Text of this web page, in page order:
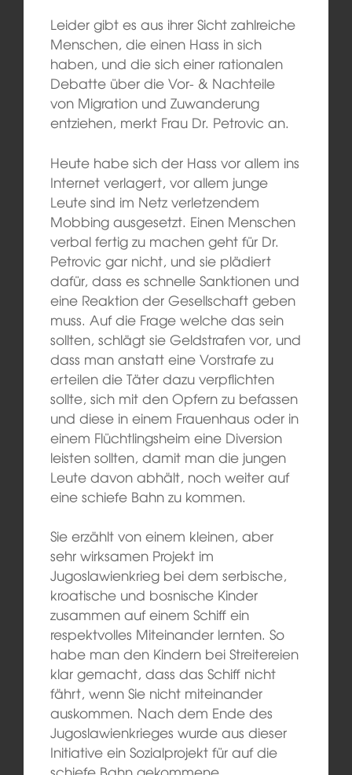
Leider gibt es aus ihrer Sicht zahlreiche
Menschen, die einen Hass in sich
haben, und die sich einer rationalen
Debatte über die Vor- & Nachteile
von Migration und Zuwanderung
entziehen, merkt Frau Dr. Petrovic an.
Heute habe sich der Hass vor allem ins
Internet verlagert, vor allem junge
Leute sind im Netz verletzendem
Mobbing ausgesetzt. Einen Menschen
verbal fertig zu machen geht für Dr.
Petrovic gar nicht, und sie plädiert
dafür, dass es schnelle Sanktionen und
eine Reaktion der Gesellschaft geben
muss. Auf die Frage welche das sein
sollten, schlägt sie Geldstrafen vor, und
dass man anstatt eine Vorstrafe zu
erteilen die Täter dazu verpflichten
sollte, sich mit den Opfern zu befassen
und diese in einem Frauenhaus oder in
einem Flüchtlingsheim eine Diversion
leisten sollten, damit man die jungen
Leute davon abhält, noch weiter auf
eine schiefe Bahn zu kommen.
Sie erzählt von einem kleinen, aber
sehr wirksamen Projekt im
Jugoslawienkrieg bei dem serbische,
kroatische und bosnische Kinder
zusammen auf einem Schiff ein
respektvolles Miteinander lernten. So
habe man den Kindern bei Streitereien
klar gemacht, dass das Schiff nicht
fährt, wenn Sie nicht miteinander
auskommen. Nach dem Ende des
Jugoslawienkrieges wurde aus dieser
Initiative ein Sozialprojekt für auf die